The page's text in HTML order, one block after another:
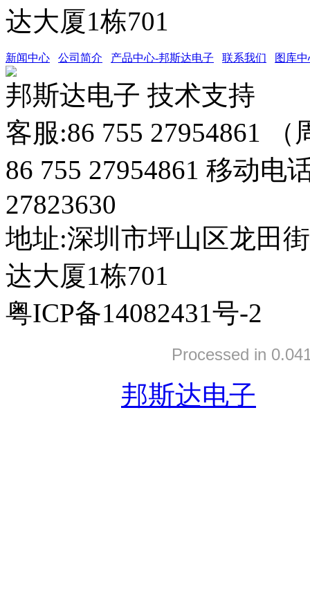
达大厦1栋701
新闻中心 公司简介 产品中心-邦斯达电子 联系我们 图库
邦斯达电子 技术支持
客服:86 755 27954861
86 755 27954861 移动电
27823630
地址:深圳市坪山区龙田
达大厦1栋701
粤ICP备14082431号-2
Processed in
邦斯达电子